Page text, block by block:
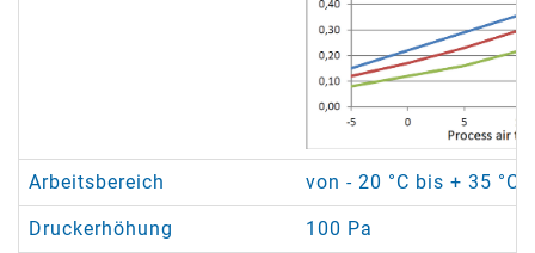
Arbeitsbereich von - 20 °C bis + 35 °C
Druckerhöhung 100 Pa